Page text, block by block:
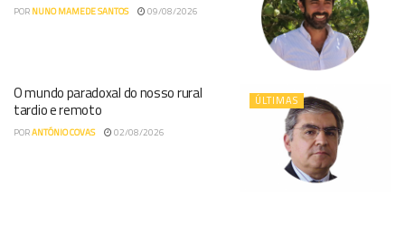
POR NUNO MAMEDE SANTOS 09/08/2026
ÚLTIMAS
O mundo paradoxal do nosso rural
tardio e remoto
PORANTÓNIO COVAS 02/08/2026